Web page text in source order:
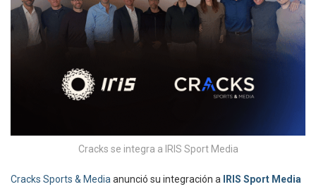
Cracks se integra a IRIS Sport Media
Cracks Sports & Media anunció su integración a
IRIS Sport Media